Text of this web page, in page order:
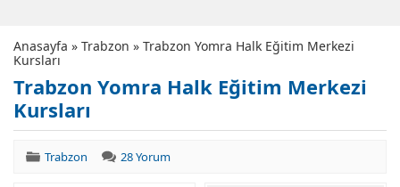
Anasayfa » Trabzon » Trabzon Yomra Halk Eğitim Merkezi
Kursları
Trabzon Yomra Halk Eğitim Merkezi
Kursları
Trabzon 28 Yorum